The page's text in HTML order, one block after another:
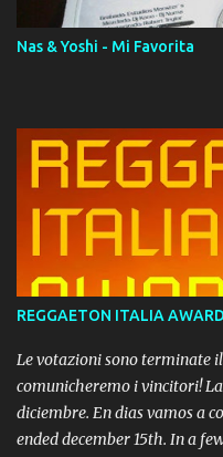
Nas & Yoshi - Mi Favorita
REGGAETON ITALIA
Le votazioni sono terminate
comunicheremo i vincitori!
diciembre. En dias vamos a
ended december 15th. In a